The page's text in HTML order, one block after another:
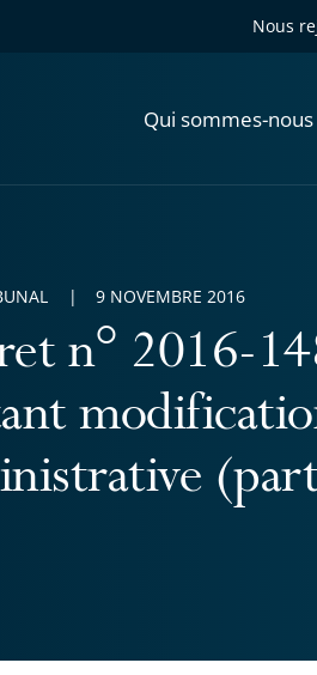
Nous
Qui sommes-nous
n° 2016-
9 NOVEMBRE 2016